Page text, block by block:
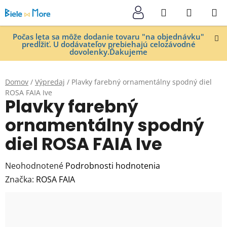
na
obsah
Počas leta sa môže dodanie tovaru "na objednávku"
predĺžiť. U dodávateľov prebiehajú celozávodné
dovolenky.Ďakujeme
Hľadať
KOŠÍK
Domov / Výpredaj / Plavky farebný ornamentálny spodný diel
ROSA FAIA Ive
Plavky farebný
ornamentálny spodný
diel ROSA FAIA Ive
Priemerné
hodnotenie
Neohodnotené Podrobnosti hodnotenia
Značka: ROSA FAIA